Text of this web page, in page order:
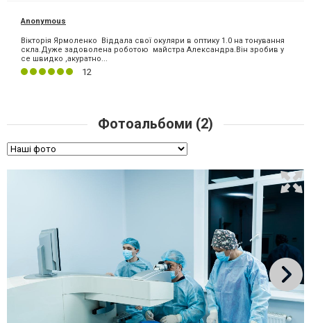
Anonymous
Вікторія Ярмоленко Віддала свої окуляри в оптику 1.0 на тонування
скла.Дуже задоволена роботою майстра Александра.Він зробив у
се швидко ,акуратно...
12
Фотоальбоми (2)